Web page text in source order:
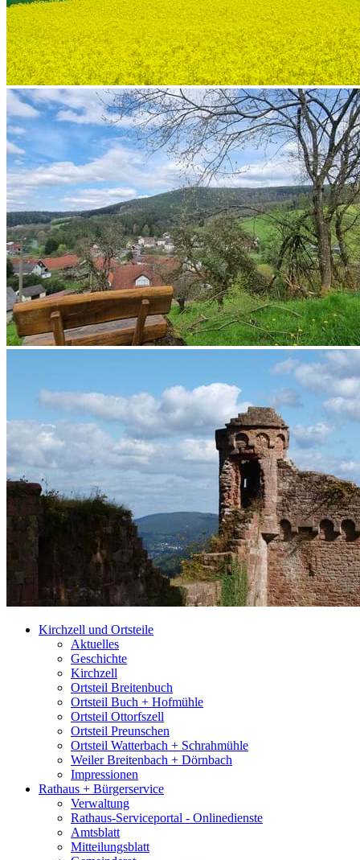
Kirchzell und Ortsteile
Aktuelles
Geschichte
Kirchzell
Ortsteil Breitenbuch
Ortsteil Buch + Hofmühle
Ortsteil Ottorfszell
Ortsteil Preunschen
Ortsteil Watterbach + Schrahmühle
Weiler Breitenbach + Dörnbach
Impressionen
Rathaus + Bürgerservice
Verwaltung
Rathaus-Serviceportal - Onlinedienste
Amtsblatt
Mitteilungsblatt